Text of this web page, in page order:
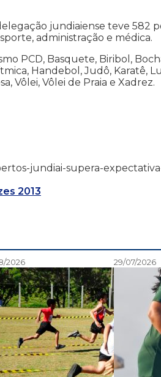
jundiaiense teve 582
administração e médica.
PCD, Basquete, Biribol,
Handebol, Judô, Karatê,
Vôlei, Vôlei de Praia e Xadrez.
jundiai-supera-
2013
2026 29/07/2026